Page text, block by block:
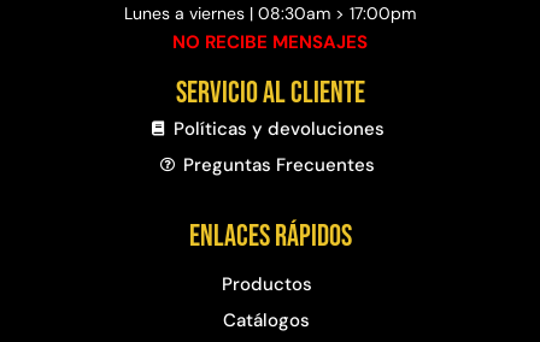
Lunes a viernes | 08:30am > 17:00pm
NO RECIBE MENSAJES
Servicio al cliente
Políticas y devoluciones
Preguntas Frecuentes​
Enlaces rápidos
Productos
Catálogos